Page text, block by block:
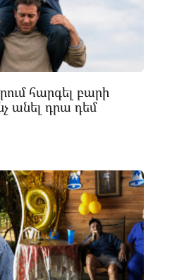
հարգել բարի
անել դրա դեմ